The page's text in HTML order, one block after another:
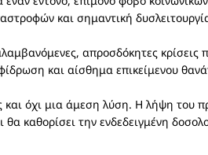
και σημαντική
απροσδόκητες κρίσεις
και αίσθημα επικείμενου
και όχι μια άμεση λύση. Η λήψη του
καθορίσει την ενδεδειγμένη